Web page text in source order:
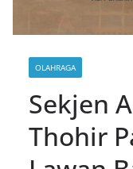
OLAHRAGA
Sekjen
Thohir